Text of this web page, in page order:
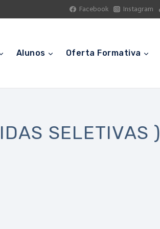
Facebook Instagram
Alunos Oferta Formativa
SELETIVAS )